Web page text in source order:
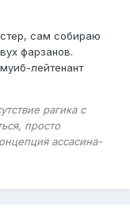
сам собираю
фарзанов.
лейтенант
рагика с
просто
ассасина-